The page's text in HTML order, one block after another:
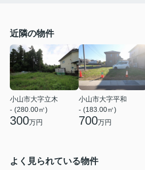
近隣の物件
小山市大字立木
- (280.00㎡)
300万円
小山市大字平和
- (183.00㎡)
700万円
よく見られている物件